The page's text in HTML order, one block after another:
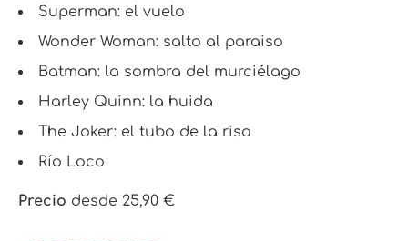
Superman: el vuelo
Wonder Woman: salto al paraiso
Batman: la sombra del murciélago
Harley Quinn: la huida
The Joker: el tubo de la risa
Río Loco
Precio desde 25,90 €